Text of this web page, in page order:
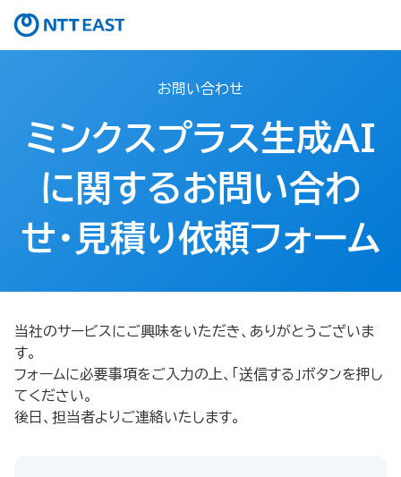
お問い合わせ
ミンクスプラス生成AI
に関するお問い合わ
せ・見積り依頼フォーム​
当社のサービスにご興味をいただき、ありがとうございま
す。
フォームに必要事項をご入力の上、「送信する」ボタンを押し
てください。
後日、担当者よりご連絡いたします。